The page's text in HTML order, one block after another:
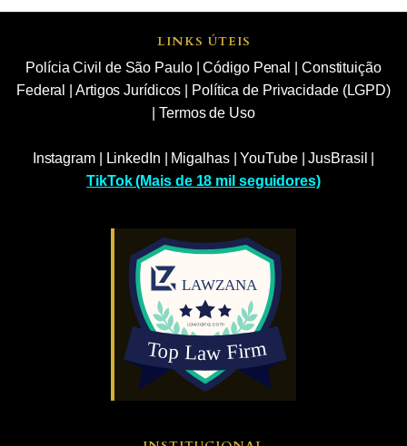
LINKS ÚTEIS
Polícia Civil de São Paulo|Código Penal
Constituição
Federal
Artigos Jurídicos
Política de Privacidade (LGPD)
|Termos de Uso
Instagram| LinkedIn Migalhas|YouTube|JusBrasil
TikTok (Mais de 18 mil seguidores)